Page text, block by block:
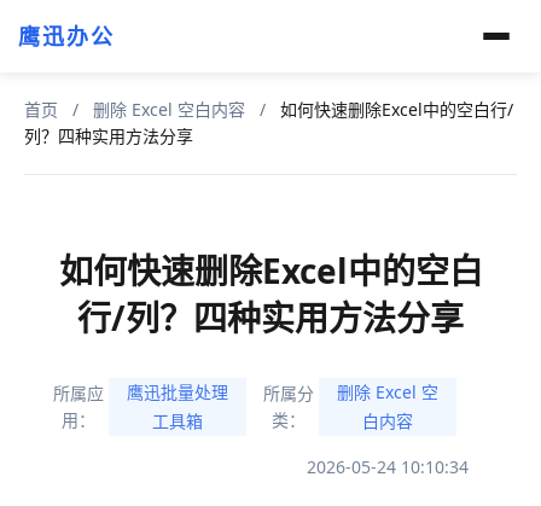
鹰迅办公
首页 / 删除 Excel 空白内容 /
如何快速删除Excel中的空白行/
列？四种实用方法分享
如何快速删除Excel中的空白
行/列？四种实用方法分享
所属应
用：
鹰迅批量处理
工具箱
所属分
类：
删除 Excel 空
白内容
2026-05-24 10:10:34